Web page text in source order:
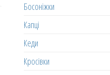
Босоніжки
Капці
Кеди
Кросівки